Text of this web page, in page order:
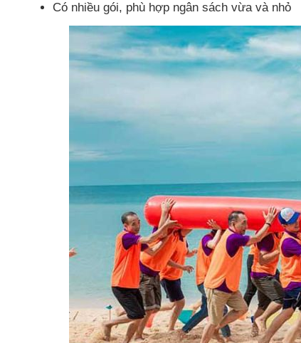
Có nhiều gói, phù hợp ngân sách vừa và nhỏ